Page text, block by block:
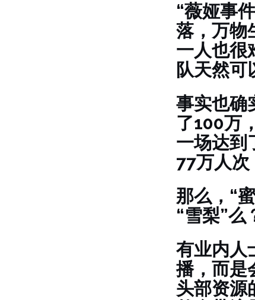
“薇娅事
落，万物
一人也很
队天然可
事实也确
了100万
一场达到
77万人次
那么，“
“雪梨”么
有业内人
播，而是
头部资源